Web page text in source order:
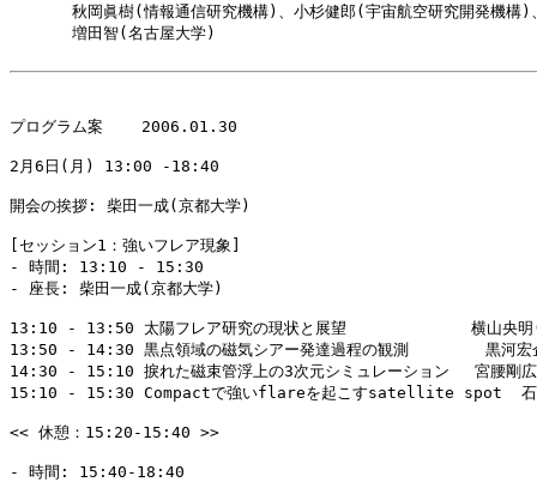
秋岡眞樹(情報通信研究機構)、小杉健郎(宇宙航空研究開発機構)
増田智(名古屋大学)
プログラム案    2006.01.30
2月6日(月) 13:00 -18:40
開会の挨拶: 柴田一成(京都大学)
[セッション1：強いフレア現象]
- 時間: 13:10 - 15:30
- 座長: 柴田一成(京都大学)
13:10 - 13:50 太陽フレア研究の現状と展望　　　　　　　　横山央
13:50 - 14:30 黒点領域の磁気シアー発達過程の観測        黒河宏
14:30 - 15:10 捩れた磁束管浮上の3次元シミュレーション　 宮腰剛
15:10 - 15:30 Compactで強いflareを起こすsatellite spot  石
<< 休憩：15:20-15:40 >>
- 時間: 15:40-18:40